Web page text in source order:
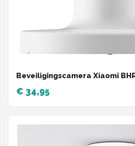
Beveiligingscamera Xiaomi
€ 34,95